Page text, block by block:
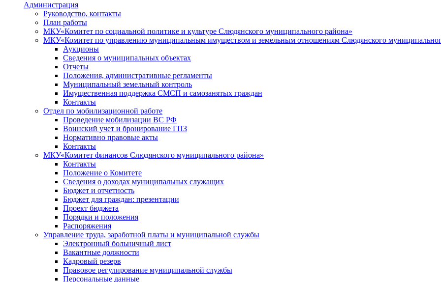
Администрация
Руководство, контакты
План работы
МКУ«Комитет по социальной политике и культуре Слюдянского муниципального района»
МКУ«Комитет по управлению муниципальным имуществом и земельным отношениям Слюдянского
Аукционы
Сведения о муниципальных объектах
Отчеты
Положения, административные регламенты
Муниципальный земельный контроль
Имущественная поддержка СМСП и самозанятых граждан
Контакты
Отдел по мобилизационной работе
Проведение мобилизации ВС РФ
Воинский учет и бронирование ГПЗ
Нормативно правовые акты
Контакты
МКУ«Комитет финансов Слюдянского муниципального района»
Контакты
Положение о Комитете
Сведения о доходах муниципальных служащих
Бюджет и отчетность
Бюджет для граждан: презентации
Проект бюджета
Порядки и положения
Распоряжения
Управление труда, заработной платы и муниципальной службы
Электронный больничный лист
Вакантные должности
Кадровый резерв
Правовое регулирование муниципальной службы
Персональные данные